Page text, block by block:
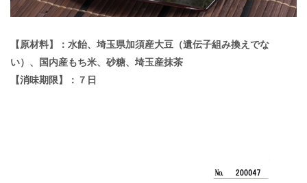
【原材料】：水飴、埼玉県加須産大豆（遺伝子組み換えでな
い）、国内産もち米、砂糖、埼玉産抹茶
【消味期限】：７日